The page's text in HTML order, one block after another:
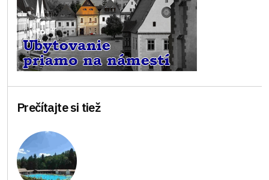
Prečítajte si tiež